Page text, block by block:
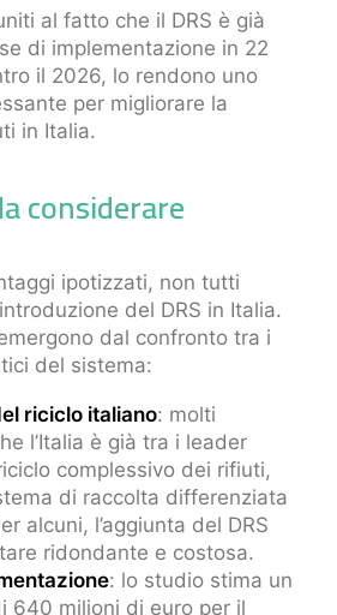
al fatto che il DRS è già
di implementazione in 22
il 2026, lo rendono uno
per migliorare la
in Italia.
considerare
ipotizzati, non tutti
del DRS in Italia.
dal confronto tra i
del sistema:
riciclo italiano: molti
l’Italia è già tra i leader
complessivo dei rifiuti,
di raccolta differenziata
alcuni, l’aggiunta del DRS
ridondante e costosa.
: lo studio stima un
640 milioni di euro per il